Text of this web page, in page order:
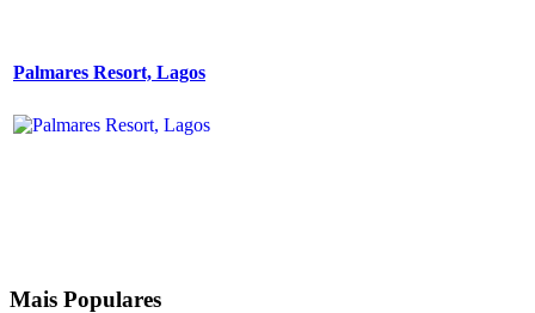
Palmares Resort, Lagos
Mais Populares